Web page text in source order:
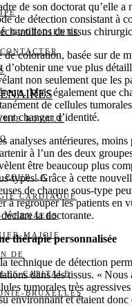
QUOTIDIENNE
ROYALE
POUR LA
CARDIAQUE
WERNAERS
MAJOIE
DE
CAPITALE
BRUXELLES
de son doctorat qu’elle a
de détection consistant à
de tissus
de coloration, basée sur de
d’obtenir une vue plus
non seulement que les
Mais également que
de cellules
changer d’identité.
analyses antérieures, moins
à l’un des deux
être beaucoup plus
types. Grâce à cette
de chaque sous-type
à regrouper les patients en
la doctorante.
thérapie personnalisée
technique de détection
dans les tissus. «
tumorales très
environnant et étaient donc